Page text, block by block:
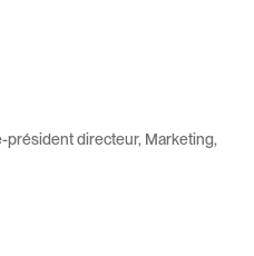
président directeur, Marketing,